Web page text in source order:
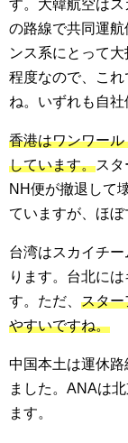
す。大韓航空はス
の路線で共同運
ンス系にとって
程度なので、こ
ね。いずれも自社
香港はワンワー
しています。ス
NH便が撤退して
ていますが、ほぼ
台湾はスカイチ
ります。台北に
す。ただ、 スター
やすいですね。
中国本土は運休
ました。ANAは
ます。